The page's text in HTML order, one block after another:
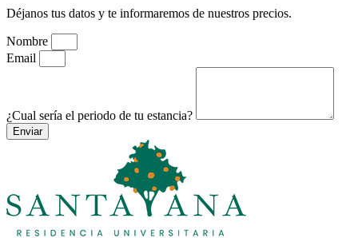
Déjanos tus datos y te informaremos de nuestros precios.
Nombre
Email
¿Cual sería el periodo de tu estancia?
Enviar